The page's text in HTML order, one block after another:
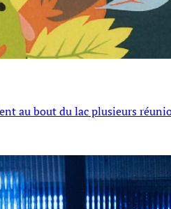
au bout du lac plusieurs